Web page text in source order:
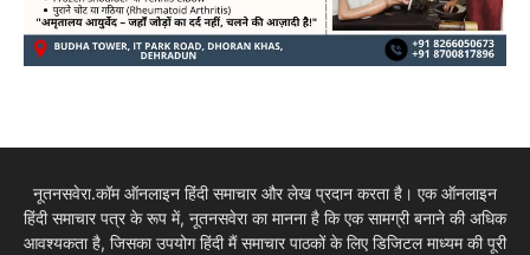
नूतनसवेरा.कॉम ऑनलाइन हिंदी समाचार और लेख प्रदान करता है। एक ऑनलाइन
हिंदी समाचार पत्र के रूप में, नूतनसवेरा का मानना है कि एक सामग्री बनाने की अधिक
आवश्यकता है, जिसका उपयोग हिंदी मैं समाचार पाठकों के लिए डिजिटल माध्यम की पूरी